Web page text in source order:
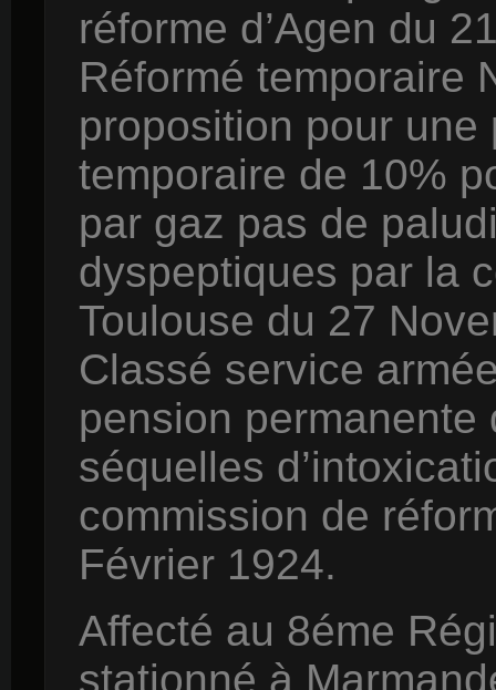
réforme d’Agen du
Réformé temporaire
proposition pour
temporaire de 10%
par gaz pas de
dyspeptiques par la
Toulouse du 27
Classé service
pension permanente
séquelles
commission de
Février 1924.
Affecté au 8éme
stationné à